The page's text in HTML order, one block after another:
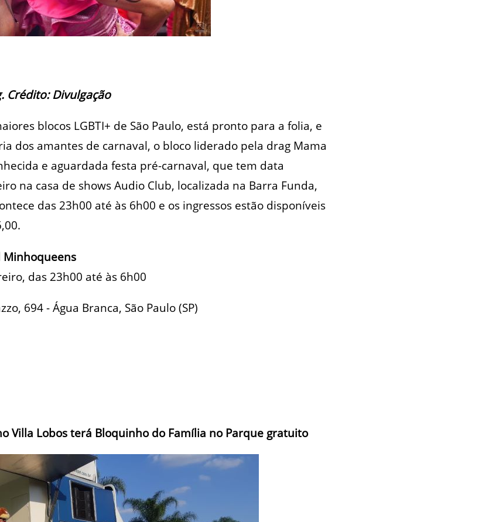
Crédito: Divulgação
blocos LGBTI+ de São Paulo, está pronto para a folia, e
dos amantes de carnaval, o bloco liderado pela drag Mama
e aguardada festa pré-carnaval, que tem data
na casa de shows Audio Club, localizada na Barra Funda,
das 23h00 até às 6h00 e os ingressos estão disponíveis
Minhoqueens
das 23h00 até às 6h00
694 - Água Branca, São Paulo (SP)
Villa Lobos terá Bloquinho do Família no Parque gratuito